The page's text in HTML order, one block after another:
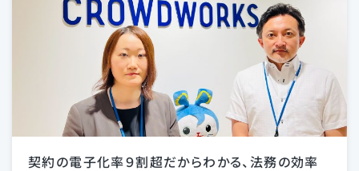
契約の電子化率９割超だからわかる、法務の効率